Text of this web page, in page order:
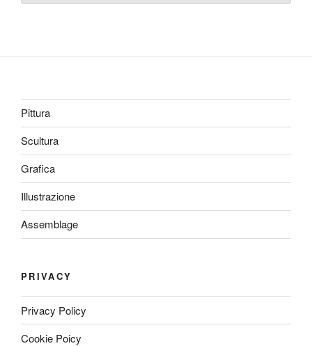
Pittura
Scultura
Grafica
Illustrazione
Assemblage
PRIVACY
Privacy Policy
Cookie Poicy